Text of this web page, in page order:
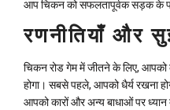
आप चिकन को सफलतापूर्वक सड़क के
रणनीतियाँ और
चिकन रोड गेम में जीतने के लिए, आपको
होगा। सबसे पहले, आपको धैर्य रखना
आपको कारों और अन्य बाधाओं पर ध्यान